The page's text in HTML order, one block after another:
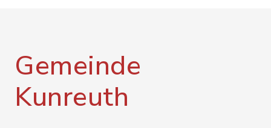
Gemeinde
Kunreuth